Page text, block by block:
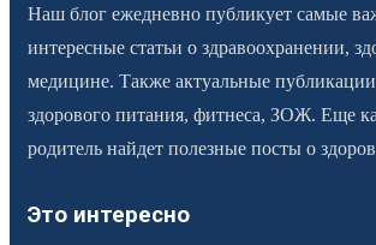
Наш блог ежедневно публикует самые
интересные статьи о здравоохранении,
медицине. Также актуальные
здорового питания, фитнеса, ЗОЖ. Еще
родитель найдет полезные посты о
Это интересно